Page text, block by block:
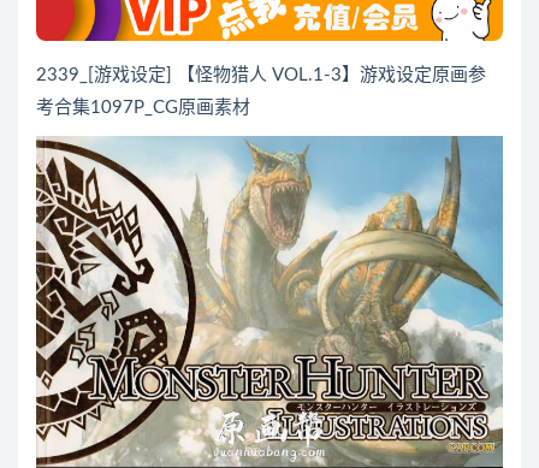
2339_[游戏设定] 【怪物猎人 VOL.1-3】游戏设定原画参
考合集1097P_CG原画素材